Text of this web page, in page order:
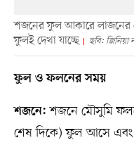
শজনের ফুল আকারে লাজনের
ফুলই দেখা যাচ্ছে
ছবি: জিনিয়া
ফুল ও ফলনের সময়
শজনে: শজনে মৌসুমি
শেষ দিকে) ফুল আসে এবং